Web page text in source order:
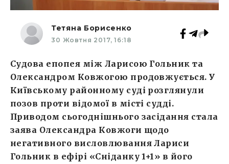
Тетяна Борисенко
30 Жовтня 2017, 16:18
Судова епопея між Ларисою Гольник та
Олександром Ковжогою продовжується. У
Київському районному суді розглянули
позов проти відомої в місті судді.
Приводом сьогоднішнього засідання стала
заява Олександра Ковжоги щодо
негативного висловлювання Лариси
Гольник в ефірі «Сніданку 1+1» в його